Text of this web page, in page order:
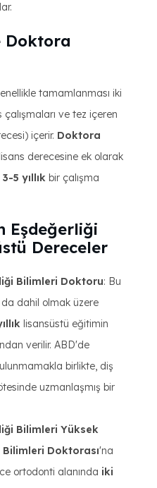
Doktora
tamamlanması iki
ve tez içeren
içerir. Doktora
derecesine ek olarak
3-5 yıllık bir çalışma
Eşdeğerliği
Dereceler
Bilimleri Doktoru: Bu
dahil olmak üzere
lisansüstü eğitimin
verilir. ABD'de
birlikte, diş
uzmanlaşmış bir
Bilimleri Yüksek
Bilimleri Doktorası'na
ortodonti alanında iki